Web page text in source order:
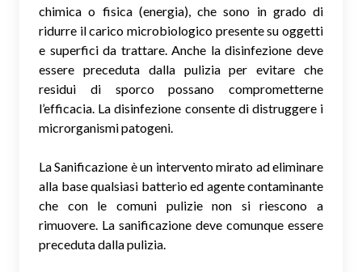
chimica o fisica (energia), che sono in grado di
ridurre il carico microbiologico presente su oggetti
e superfici da trattare. Anche la disinfezione deve
essere preceduta dalla pulizia per evitare che
residui di sporco possano comprometterne
l’efficacia. La disinfezione consente di distruggere i
microrganismi patogeni.
La Sanificazione è un intervento mirato ad eliminare
alla base qualsiasi batterio ed agente contaminante
che con le comuni pulizie non si riescono a
rimuovere. La sanificazione deve comunque essere
preceduta dalla pulizia.